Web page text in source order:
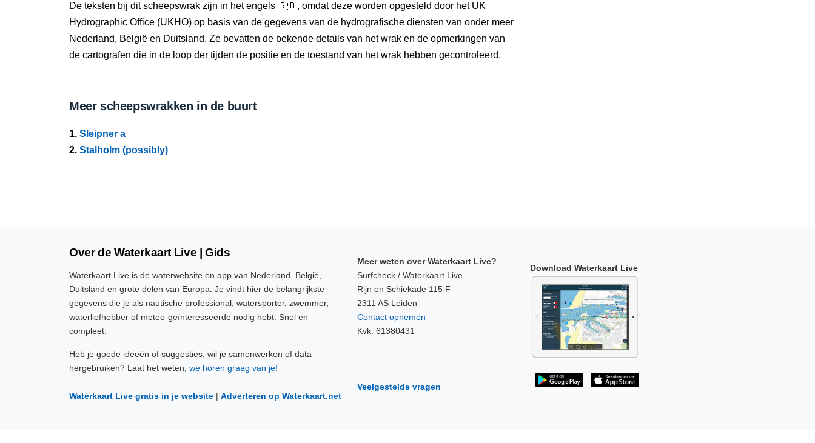
De teksten bij dit scheepswrak zijn in het engels 🇬🇧, omdat deze worden opgesteld door het UK
Hydrographic Office (UKHO) op basis van de gegevens van de hydrografische diensten van onder meer
Nederland, België en Duitsland. Ze bevatten de bekende details van het wrak en de opmerkingen van
de cartografen die in de loop der tijden de positie en de toestand van het wrak hebben gecontroleerd.
Meer scheepswrakken in de buurt
1. Sleipner a
2. Stalholm (possibly)
Over de Waterkaart Live | Gids
Waterkaart Live is de waterwebsite en app van Nederland, België,
Duitsland en grote delen van Europa. Je vindt hier de belangrijkste
gegevens die je als nautische professional, watersporter, zwemmer,
waterliefhebber of meteo-geïnteresseerde nodig hebt. Snel en
compleet.
Heb je goede ideeën of suggesties, wil je samenwerken of data
hergebruiken? Laat het weten, we horen graag van je!
Waterkaart Live gratis in je website | Adverteren op Waterkaart.net
Meer weten over Waterkaart Live?
Surfcheck / Waterkaart Live
Rijn en Schiekade 115 F
2311 AS Leiden
Contact opnemen
Kvk: 61380431
Veelgestelde vragen
Download Waterkaart Live